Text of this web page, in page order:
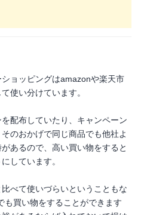
ョッピングはamazonや楽天市
使い分けています。
配布していたり、キャンペーン
のおかげで同じ商品でも他社よ
あるので、高い買い物をすると
しています。
べて使いづらいということもな
も買い物をすることができます